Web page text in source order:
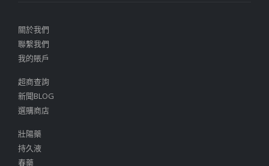
關於我們
聯繫我們
我的賬戶
超商查詢
新聞BLOG
選購商店
壯陽藥
持久液
春藥